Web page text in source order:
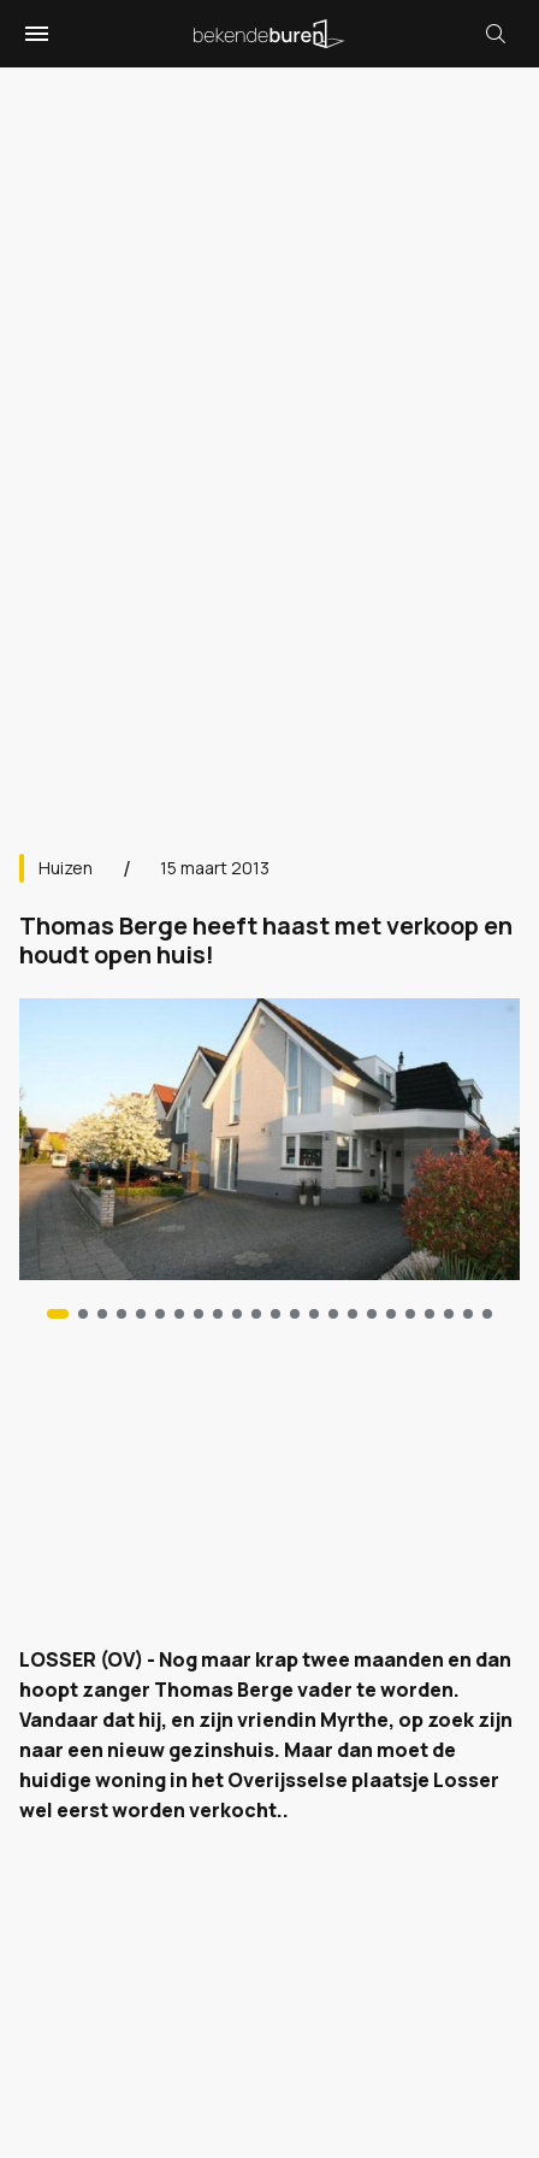
Huizen 15 maart 2013
Thomas Berge heeft haast met verkoop en
houdt open huis!
LOSSER (OV) - Nog maar krap twee maanden en dan
hoopt zanger Thomas Berge vader te worden.
Vandaar dat hij, en zijn vriendin Myrthe, op zoek zijn
naar een nieuw gezinshuis. Maar dan moet de
huidige woning in het Overijsselse plaatsje Losser
wel eerst worden verkocht..